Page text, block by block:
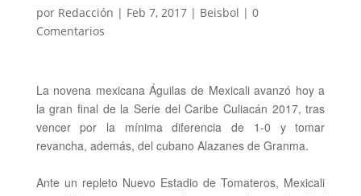
por Redacción | Feb 7, 2017| Beisbol | 0
Comentarios
La novena mexicana Águilas de Mexicali avanzó hoy a
la gran final de la Serie del Caribe Culiacán 2017, tras
vencer por la mínima diferencia de 1-0 y tomar
revancha, además, del cubano Alazanes de Granma.
Ante un repleto Nuevo Estadio de Tomateros, Mexicali